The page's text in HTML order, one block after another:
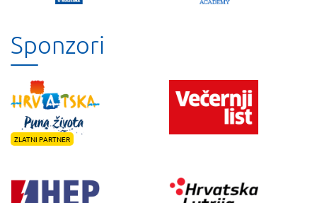
Sponzori
ZLATNI PARTNER